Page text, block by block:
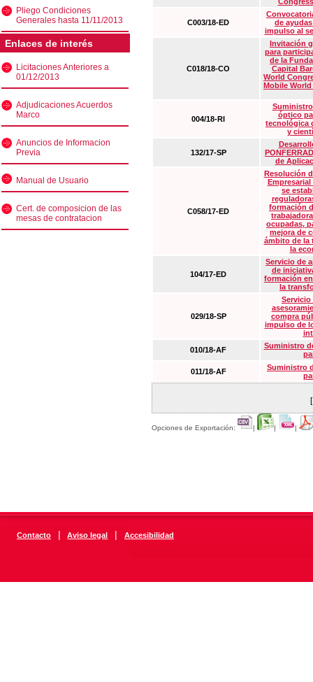
Pliego Condiciones
Generales hasta 11/11/2013
Enlaces de interés
Licitaciones Anteriores a
01/12/2013
Adjudicaciones Acuerdos
Marco
Anuncios de Informacion
Previa
Manual de Usuario
Cert. de composicion de las
mesas de contratacion
C003/18-ED
de
impulso al
C018/18-CO
Invitación
para
de la
Capital
World
Mobile
004/18-RI
óptico
tecnológica
y
132/17-SP
de
C058/17-ED
Resolución
Empresarial
se
formación
ocupadas,
mejora de
ámbito de la
la
104/17-ED
Servicio de
de
formación
la
029/18-SP
Servicio
compra
impulso de
010/18-AF
Suministro
011/18-AF
Suministro
Opciones de Exportación: | | |
Contacto | Aviso legal | Accesibilidad